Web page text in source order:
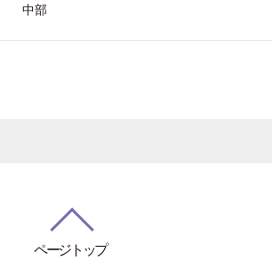
中部
ページトップ